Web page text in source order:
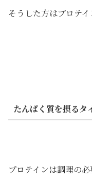
そうした方はプロテ
たんぱく質を摂るタ
プロテインは調理の必